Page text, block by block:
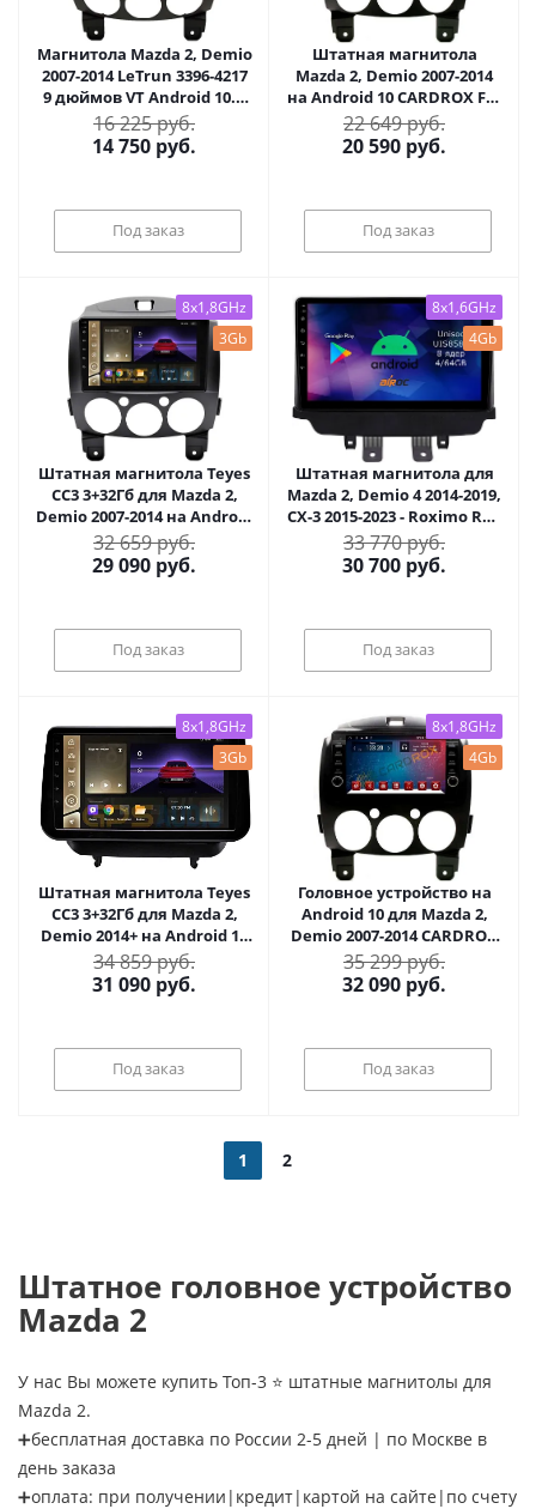
Магнитола Mazda 2, Demio
2007-2014 LeTrun 3396-4217
9 дюймов VT Android 10.x
MTK-L 2+16 Gb ASP
16 225 руб.
14 750 руб.
Под заказ
Штатная магнитола
Mazda 2, Demio 2007-2014
на Android 10 CARDROX FD-
4086
22 649 руб.
20 590 руб.
Под заказ
8x1,8GHz
3Gb
Штатная магнитола Teyes
CC3 3+32Гб для Mazda 2,
Demio 2007-2014 на Android
10 (3/32Гб)
32 659 руб.
29 090 руб.
Под заказ
8x1,6GHz
4Gb
Штатная магнитола для
Mazda 2, Demio 4 2014-2019,
CX-3 2015-2023 - Roximo RM-
2409
33 770 руб.
30 700 руб.
Под заказ
8x1,8GHz
3Gb
Штатная магнитола Teyes
CC3 3+32Гб для Mazda 2,
Demio 2014+ на Android 10
(3/32Гб)
34 859 руб.
31 090 руб.
Под заказ
8x1,8GHz
4Gb
Головное устройство на
Android 10 для Mazda 2,
Demio 2007-2014 CARDROX
FD-4086-TS10-4-64 с
кнопками и DSP
процессором
35 299 руб.
32 090 руб.
Под заказ
1 2
Штатное головное устройство
Mazda 2
У нас Вы можете купить Топ-3 ⭐ штатные магнитолы для
Mazda 2.
➕бесплатная доставка по России 2-5 дней | по Москве в
день заказа
➕оплата: при получении|кредит|картой на сайте|по счету